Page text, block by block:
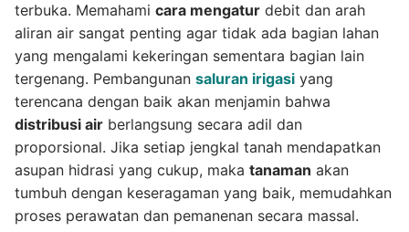
terbuka. Memahami cara mengatur debit dan arah
aliran air sangat penting agar tidak ada bagian lahan
yang mengalami kekeringan sementara bagian lain
tergenang. Pembangunan saluran irigasi yang
terencana dengan baik akan menjamin bahwa
distribusi air berlangsung secara adil dan
proporsional. Jika setiap jengkal tanah mendapatkan
asupan hidrasi yang cukup, maka tanaman akan
tumbuh dengan keseragaman yang baik, memudahkan
proses perawatan dan pemanenan secara massal.